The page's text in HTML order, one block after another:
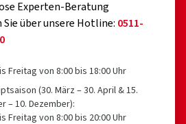
Experten-Beratung
über unsere Hotline: 0511-
Freitag von 8:00 bis 18:00 Uhr
(30. März – 30. April & 15.
– 10. Dezember):
Freitag von 8:00 bis 20:00 Uhr